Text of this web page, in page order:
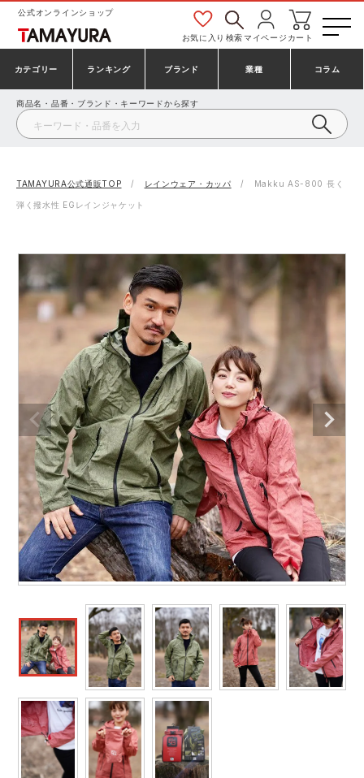
公式オンラインショップ
お気に入り 検索マイページ カート
カテゴリー
安全靴・作業靴
事務服・オフィスウェア
防寒着
作業用手袋
アウトドア・スポーツ
ワークスーツ
コンプレッションウェア
作業用ポロシャツ
安全保護具
レインウェア・カッパ
ヤッケ
作業用小物・アクセサリー
ランキング
安全靴ランキング
安全靴スニーカーランキング
アシックス安全靴ランキング
ミズノ安全靴ランキング
作業着ランキング
アウトドアウェアランキング
つなぎランキング
空調服ランキング
コンプレッションウェアランキング
作業用ポロシャツランキング
作業用手袋ランキング
レインウェアランキング
アイズフロンティア ランキング
ブランド
アシックス
プーマ コンバース（CONVERSE）
アイズフロンティア TSDESIGN
寅壱
コーコス ジーベック
クロダルマ 桑和
山田辰 クレヒフク
おたふく手袋 マック
住商モンブラン ボンマックス
GUSH FORCE CUP
GDジャパン カーシーカシマ
シンメン 日進ゴム
ハイパーV 丸五
業種
建設・建築作業服
製造・工場作業服
大工・鳶作業服
農作業服
電気・設備作業服
配達・営業作業服
自動車整備士作業服
DIY・日曜大工作業服
飲食店ユニフォーム
運送・倉庫作業服
清掃・ビルメンテ作業服
夜間・高視認性安全服
医療白衣・介護服
コラム
商品名・品番・ブランド・キーワードから探す
TAMAYURA公式通販TOP レインウェア・カッパ Makku AS-800 長く
弾く撥水性 EGレインジャケット